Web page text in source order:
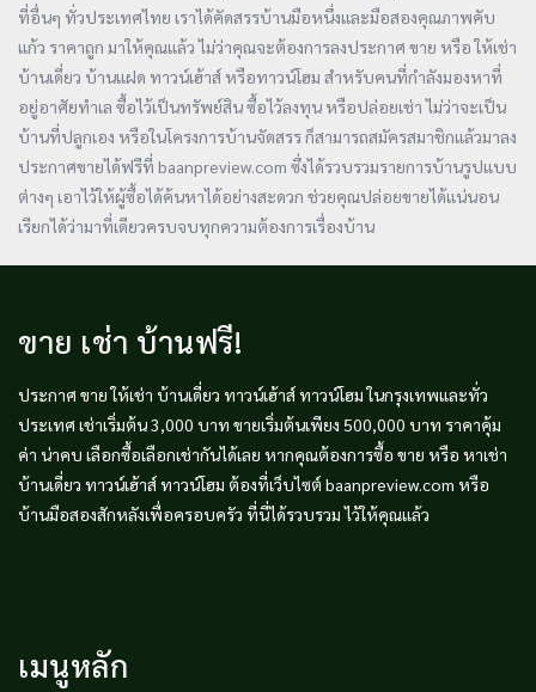
ที่อื่นๆ ทั่วประเทศไทย เราได้คัดสรรบ้านมือหนึ่งและมือสองคุณภาพคับ
แก้ว ราคาถูก มาให้คุณแล้ว ไม่ว่าคุณจะต้องการลงประกาศ ขาย หรือ ให้เช่า
บ้านเดี่ยว บ้านแฝด ทาวน์เฮ้าส์ หรือทาวน์โฮม สำหรับคนที่กำลังมองหาที่
อยู่อาศัยทำเล ซื้อไว้เป็นทรัพย์สิน ซื้อไว้ลงทุน หรือปล่อยเช่า ไม่ว่าจะเป็น
บ้านที่ปลูกเอง หรือในโครงการบ้านจัดสรร ก็สามารถสมัครสมาชิกแล้วมาลง
ประกาศขายได้ฟรีที่ baanpreview.com ซึ่งได้รวบรวมรายการบ้านรูปแบบ
ต่างๆ เอาไว้ให้ผู้ซื้อได้ค้นหาได้อย่างสะดวก ช่วยคุณปล่อยขายได้แน่นอน
เรียกได้ว่ามาที่เดียวครบจบทุกความต้องการเรื่องบ้าน
ขาย เช่า บ้านฟรี!
ประกาศ ขาย ให้เช่า บ้านเดี่ยว ทาวน์เฮ้าส์ ทาวน์โฮม ในกรุงเทพและทั่ว
ประเทศ เช่าเริ่มต้น 3,000 บาท ขายเริ่มต้นเพียง 500,000 บาท ราคาคุ้ม
ค่า น่าคบ เลือกซื้อเลือกเช่ากันได้เลย หากคุณต้องการซื้อ ขาย หรือ หาเช่า
บ้านเดี่ยว ทาวน์เฮ้าส์ ทาวน์โฮม ต้องที่เว็บไซต์ baanpreview.com หรือ
บ้านมือสองสักหลังเพื่อครอบครัว ที่นี่ได้รวบรวม ไว้ให้คุณแล้ว
เมนูหลัก